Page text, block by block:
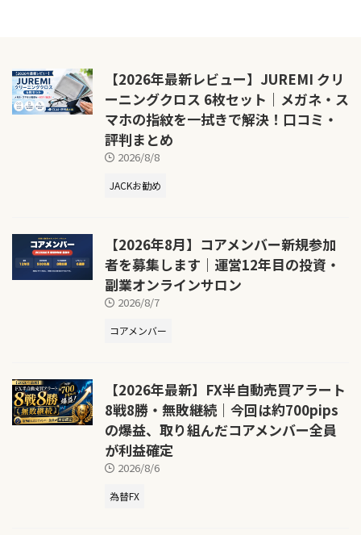
【2026年最新レビュー】JUREMI クリ
ーニングクロス 6枚セット｜メガネ・ス
マホの指紋を一拭きで解決！口コミ・
評判まとめ
2026/8/8
JACKお勧め
【2026年8月】コアメンバー新規参加
者を募集します｜運営12年目の投資・
副業オンラインサロン
2026/8/7
コアメンバー
【2026年最新】FX半自動売買アラート
8戦8勝・無敗継続｜今回は約700pips
の爆益、取り組んだコアメンバー全員
が利益確定
2026/8/6
為替FX